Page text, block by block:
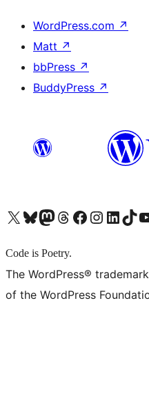
WordPress.com ↗
Matt ↗
bbPress ↗
BuddyPress ↗
X (旧 Twitter) アカウントへBluesky アカウントへMastodon アカウントへThreads アカウントへ Facebook ページへInstagram アカウントへ LinkedIn アカウントへTikTok アカウントへYouTube
Code is Poetry.
The WordPress®
of the WordPress